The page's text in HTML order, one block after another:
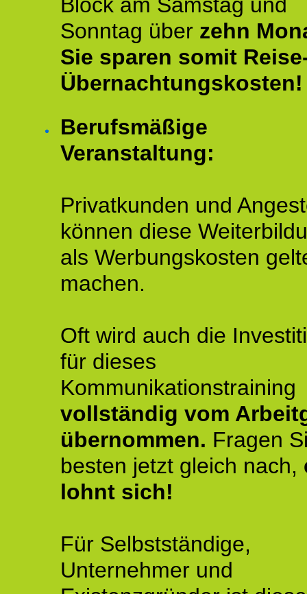
Sonntag über zehn
Sie sparen somit
Übernachtungskosten!
Berufsmäßige
Veranstaltung:
Privatkunden und
können diese
als Werbungskosten
machen.
Oft wird auch die
für dieses
Kommunikationstraining
vollständig vom
übernommen. Fragen
besten jetzt gleich nach,
lohnt sich!
Für Selbstständige,
Unternehmer und